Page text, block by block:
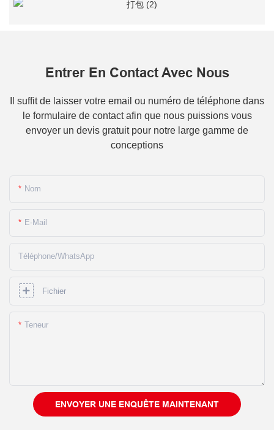
Entrer En Contact Avec Nous
Il suffit de laisser votre email ou numéro de téléphone dans
le formulaire de contact afin que nous puissions vous
envoyer un devis gratuit pour notre large gamme de
conceptions
Nom
E-Mail
Téléphone/WhatsApp
Fichier
Teneur
ENVOYER UNE ENQUÊTE MAINTENANT